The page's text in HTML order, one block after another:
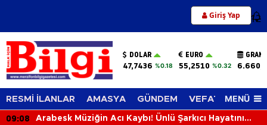
Giriş Yap 12
DOLAR
47,7436 %0.18
EURO
55,2510 %0.32
RESMİ İLANLAR AMASYA GÜNDEM VEFAT EDENLER
MENÜ
09:08
Arabesk Müziğin Acı Kaybı! Ünlü Şarkıcı Hayatını